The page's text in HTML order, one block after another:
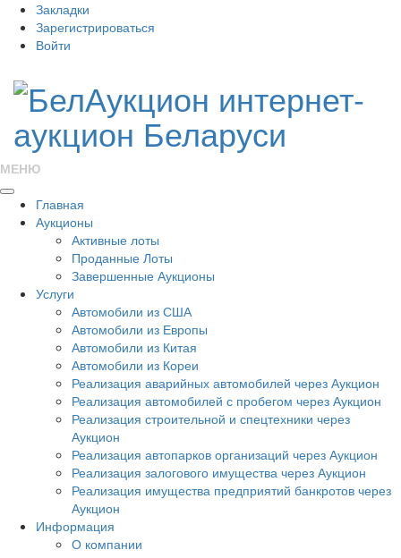
Закладки
Зарегистрироваться
Войти
МЕНЮ
Главная
Аукционы
Активные лоты
Проданные Лоты
Завершенные Аукционы
Услуги
Автомобили из США
Автомобили из Европы
Автомобили из Китая
Автомобили из Кореи
Реализация аварийных автомобилей через Аукцион
Реализация автомобилей с пробегом через Аукцион
Реализация строительной и спецтехники через
Аукцион
Реализация автопарков организаций через Аукцион
Реализация залогового имущества через Аукцион
Реализация имущества предприятий банкротов через
Аукцион
Информация
О компании